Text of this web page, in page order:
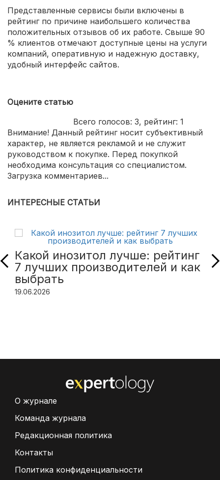
Представленные сервисы были включены в
рейтинг по причине наибольшего количества
положительных отзывов об их работе. Свыше 90
% клиентов отмечают доступные цены на услуги
компаний, оперативную и надежную доставку,
удобный интерфейс сайтов.
Оцените статью
Всего голосов: 3, рейтинг: 1
Внимание! Данный рейтинг носит субъективный
характер, не является рекламой и не служит
руководством к покупке. Перед покупкой
необходима консультация со специалистом.
Загрузка комментариев...
ИНТЕРЕСНЫЕ СТАТЬИ
Какой инозитол лучше: рейтинг
7 лучших производителей и как
выбрать
19.06.2026
О журнале
Команда журнала
Редакционная политика
Контакты
Политика конфиденциальности